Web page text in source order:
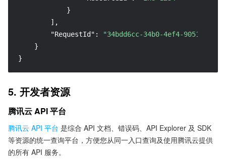
}
] ,
"RequestId" :
"34bdd6cc-34b0-4ef4-9051-
}
}
5. 开发者资源
腾讯云 API 平台
腾讯云 API 平台 是综合 API 文档、错误码、API Explorer 及 SDK
等资源的统一查询平台，方便您从同一入口查询及使用腾讯云提供
的所有 API 服务。